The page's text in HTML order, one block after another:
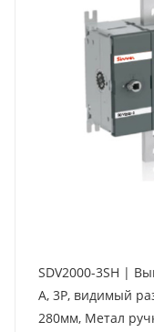
SDV2000-3SH |
А, 3Р, видимый
280мм, Метал